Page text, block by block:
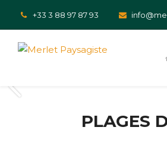
+33 3 88 97 87 93
PLAGES